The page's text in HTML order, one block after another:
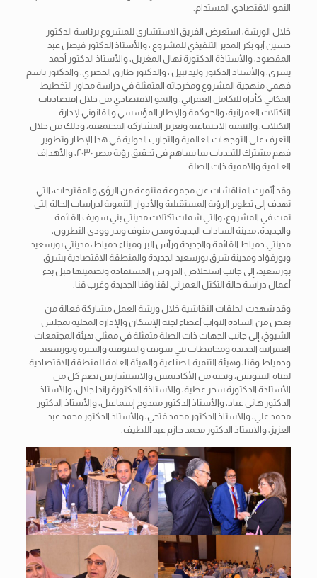
النمو الاقتصادي المستدام.
خلال الورشة، استعرض الفريق الاستشاري للمشروع برئاسة الدكتور
حسين أبو بكر المدير التنفيذي للمشروع ، والأستاذ الدكتور فيصل عبد
المقصود، والأستاذة الدكتورة نهال المغربل، والأستاذ الدكتور أحمد
يسرى، والأستاذ الدكتور وليد نبيل ، والدكتور طارق الحصري، والدكتور باسم
فهمي منهجية المشروع ومخرجاته المتمثلة في دراسة محاور التخطيط
المكاني كأداة للتكامل العمراني، والنمو الاقتصادي من خلال اقتصاديات
التكتلات العمرانية، والحوكمة والإطار المؤسسي والقانوني لإدارة
التكتلات، والتنمية الاجتماعية وتعزيز المشاركة المجتمعية، وذلك من خلال
التعرف على التوجهات العالمية والتجارب الدولية في هذا الإطار وتطوير
فهم مشترك للتحديات بما يساهم في تحقيق رؤية مصر ٢٠٣٠، والأهداف
العالمية والأممية ذات الصلة.
وقد أثمرت المناقشات عن مجموعة متنوعة من الرؤى والمقترحات، التي
تهدف إلى تطوير الرؤية المستقبلية والأدوار التنموية لدراسات الحالة التي
تمت في المشروع، والتي شملت تكتلات مدينتي بني سويف القائمة
والجديدة، مدينة السادات الجديدة ومدن منوف وبدر وودي النطرون،
مدينتي دمياط القائمة والجديدة ورأس البر وميناء دمياط، مدينتي بورسعيد
وبورفؤاد ومدينة شرق بورسعيد الجديدة والمنطقة الاقتصادية بشرق
بورسعيد، إلى جانب استخلاص الدروس المستفادة وتضمينها قبل بدء
أعمال دراسة حالة التكتل العمراني لقنا وقنا الجديدة وغرب قنا.
وقد شهدت الحلقات النقاشية خلال ورشة العمل مشاركة فعالة من
بعض من السادة النواب أعضاء لجنة الإسكان والإدارة المحلية بمجلس
الشيوخ، إلى جانب الجهات ذات الصلة متمثلة في ممثلي هيئة المجتمعات
العمرانية الجديدة ومحافظات بني سويف والمنوفية والبحيرة وبورسعيد
ودمياط وقنا، وهيئة التنمية الصناعية والهيئة العامة للمنطقة الاقتصادية
لقناة السويس، ونخبة من الأكاديميين والاستشاريين تضم كل من
الأستاذة الدكتورة سحر عطية، والأستاذة الدكتورة راندا جلال، والأستاذ
الدكتور هاني عياد، والأستاذ الدكتور ممدوح إسماعيل، والأستاذ الدكتور
محمد علي، والأستاذ الدكتور محمد فتحي، والأستاذ الدكتور محمد عبد
العزيز، والاستاذ الدكتور محمد حازم عبد اللطيف.